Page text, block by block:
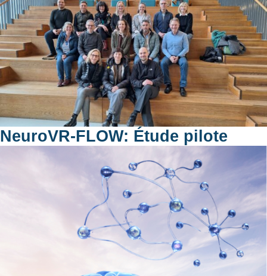
NeuroVR-FLOW: Étude pilote